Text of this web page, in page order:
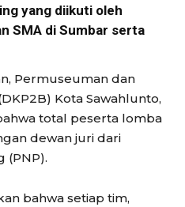
yang diikuti oleh
SMA di Sumbar serta
Permuseuman dan
Kota Sawahlunto,
total peserta lomba
dewan juri dari
(PNP).
bahwa setiap tim,